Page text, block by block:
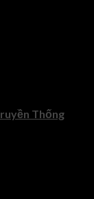
Thống